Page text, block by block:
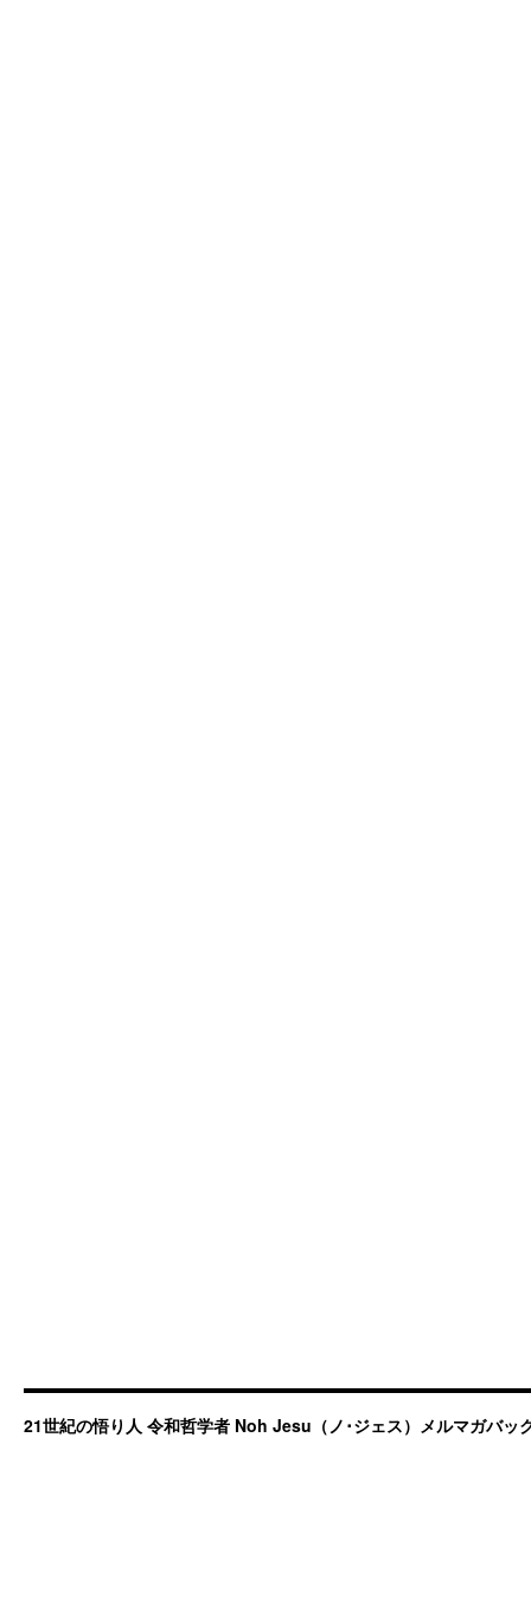
21世紀の悟り人 令和哲学者 Noh Jesu（ノ･ジェス）メルマガバッ